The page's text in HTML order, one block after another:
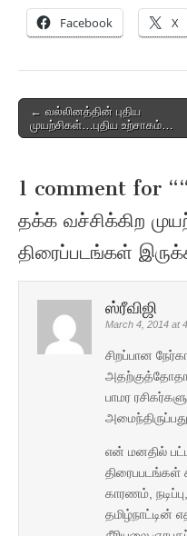
Facebook X
Post
navigation
← வல்லினத்தின் புதிய
முயற்சிகள்…புதிய உற்சாகம்…
1 comment for “
தக்க வச்சிக்கிற
திரைப்படங்கள்
ஸ்ரீவிஜி
March 4, 2014 at
சிறப்பான
பாமர
அமைந்திருப்பது
என் மனதில்
திரைபபடங்கள்
காரணம்,
தமிழ்நாட்டின்